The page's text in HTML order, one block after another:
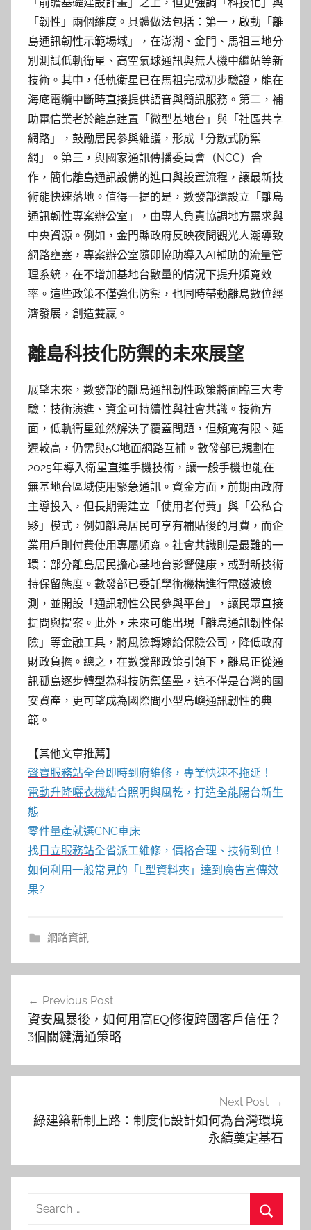
「前瞻基礎建設計畫」之上，但更強調「科技化」與
「韌性」兩個維度。具體做法包括：第一，啟動「離
島通訊韌性示範場域」，在澎湖、金門、馬祖三地分
別測試低軌衛星、高空氣球通訊與無人機中繼站等新
技術。其中，低軌衛星已在馬祖完成初步驗證，能在
海底電纜中斷時直接提供語音與簡訊服務。第二，補
助電信業者於離島建置「微型基地台」與「社區共享
網路」，鼓勵居民參與維護，形成「分散式防禦
網」。第三，與國家通訊傳播委員會（NCC）合
作，簡化離島通訊設備的進口與設置流程，讓最新技
術能快速落地。值得一提的是，數發部還設立「離島
通訊韌性專案辦公室」，由專人負責協調地方需求與
中央資源。例如，金門縣政府反映夜間觀光人潮導致
網路壅塞，專案辦公室隨即協助導入AI輔助的流量管
理系統，在不增加基地台數量的情況下提升頻寬效
率。這些政策不僅強化防禦，也同時帶動離島數位經
濟發展，創造雙贏。
離島科技化防禦的未來展望
展望未來，數發部的離島通訊韌性政策將面臨三大考
驗：技術演進、資金可持續性與社會共識。技術方
面，低軌衛星雖然解決了覆蓋問題，但頻寬有限、延
遲較高，仍需與5G地面網路互補。數發部已規劃在
2025年導入衛星直連手機技術，讓一般手機也能在
無基地台區域使用緊急通訊。資金方面，前期由政府
主導投入，但長期需建立「使用者付費」與「公私合
夥」模式，例如離島居民可享有補貼後的月費，而企
業用戶則付費使用專屬頻寬。社會共識則是最難的一
環：部分離島居民擔心基地台影響健康，或對新技術
持保留態度。數發部已委託學術機構進行電磁波檢
測，並開設「通訊韌性公民參與平台」，讓民眾直接
提問與提案。此外，未來可能出現「離島通訊韌性保
險」等金融工具，將風險轉嫁給保險公司，降低政府
財政負擔。總之，在數發部政策引領下，離島正從通
訊孤島逐步轉型為科技防禦堡壘，這不僅是台灣的國
安資產，更可望成為國際間小型島嶼通訊韌性的典
範。
【其他文章推薦】
聲寶服務站全台即時到府維修，專業快速不拖延！
電動升降曬衣機結合照明與風乾，打造全能陽台新生
態
零件量產就選CNC車床
找 日立服務站全省派工維修，價格合理、技術到位！
如何利用一般常見的「 L型資料夾 」達到廣告宣傳效
果?
網路資訊
章
覽
Previous Post
資安風暴後，如何用高EQ修復跨國客戶信任？
3個關鍵溝通策略
Next Post
綠建築新制上路：制度化設計如何為台灣環境
永續奠定基石
Search